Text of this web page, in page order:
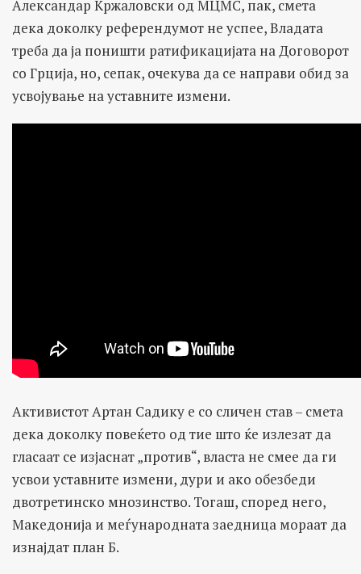
Александар Кржаловски од МЦМС, пак, смета
дека доколку референдумот не успее, Владата
треба да ја поништи ратификацијата на Договорот
со Грција, но, сепак, очекува да се направи обид за
усвојување на уставните измени.
Активистот Артан Садику е со сличен став – смета
дека доколку повеќето од тие што ќе излезат да
гласаат се изјаснат „против“, власта не смее да ги
усвои уставните измени, дури и ако обезбеди
двотретинско мнозинство. Тогаш, според него,
Македонија и меѓународната заедница мораат да
изнајдат план Б.